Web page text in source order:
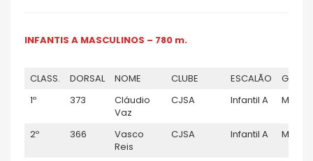
INFANTIS A MASCULINOS – 780 m.
CLASS. DORSAL NOME CLUBE ESCALÃO
1º
373
Cláudio
Vaz
CJSA Infantil A M
2º 366
Vasco
Reis
CJSA Infantil A M